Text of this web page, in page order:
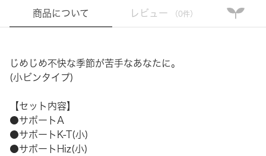
商品について レビュー （0件）
じめじめ不快な季節が苦手なあなたに。
(小ビンタイプ)
【セット内容】
●サポートA
●サポートK-T(小)
●サポートHiz(小)